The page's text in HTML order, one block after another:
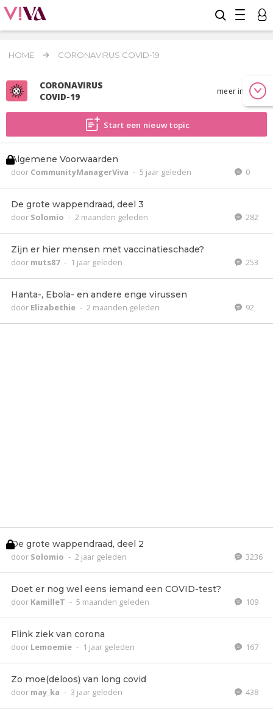
HOME CORONAVIRUS COVID-19
CORONAVIRUS
COVID-19
meer info
Start een nieuw topic
Algemene Voorwaarden
door CommunityManagerViva - 5 jaar geleden 0
De grote wappendraad, deel 3
door Solomio - 2 maanden geleden 282
Zijn er hier mensen met vaccinatieschade?
door muts87 - 1 jaar geleden 253
Hanta-, Ebola- en andere enge virussen
door Elizabethie - 2 maanden geleden 92
De grote wappendraad, deel 2
door Solomio - 2 jaar geleden 3236
Doet er nog wel eens iemand een COVID-test?
door KamilleT - 5 maanden geleden 109
Flink ziek van corona
door Lemoemie - 1 jaar geleden 167
Zo moe(deloos) van long covid
door may_ka - 3 jaar geleden 438